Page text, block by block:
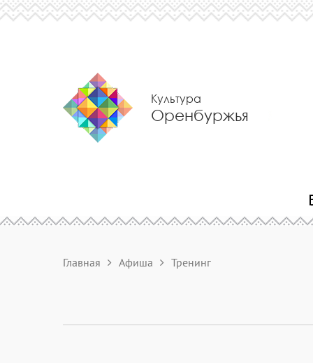
Культура
Оренбуржья
Главная Афиша Тренинг